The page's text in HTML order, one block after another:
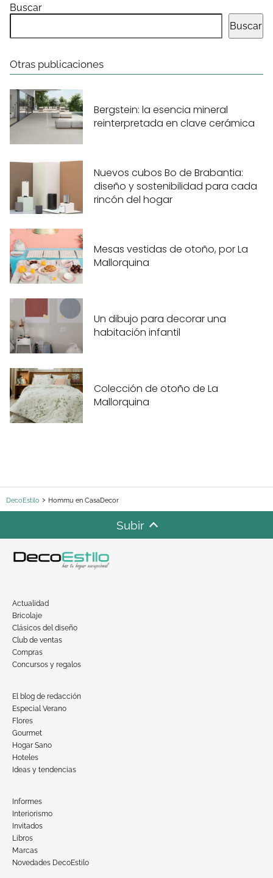
Buscar
Buscar
Otras publicaciones
Bergstein: la esencia mineral
reinterpretada en clave cerámica
Nuevos cubos Bo de Brabantia:
diseño y sostenibilidad para cada
rincón del hogar
Mesas vestidas de otoño, por La
Mallorquina
Un dibujo para decorar una
habitación infantil
Colección de otoño de La
Mallorquina
DecoEstilo Hommu en CasaDecor
Subir
Actualidad
Bricolaje
Clásicos del diseño
Club de ventas
Compras
Concursos y regalos
El blog de redacción
Especial Verano
Flores
Gourmet
Hogar Sano
Hoteles
Ideas y tendencias
Informes
Interiorismo
Invitados
Libros
Marcas
Novedades DecoEstilo